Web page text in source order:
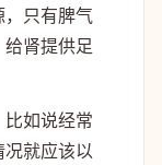
只有脾气
肾提供足
如说经常
就应该以